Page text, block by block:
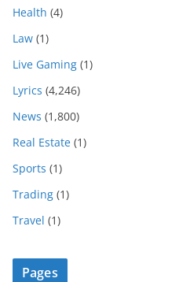
Health (4)
Law (1)
Live Gaming (1)
Lyrics (4,246)
News (1,800)
Real Estate (1)
Sports (1)
Trading (1)
Travel (1)
Pages